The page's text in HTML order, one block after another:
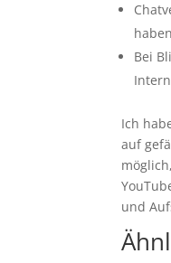
Bei
Ich
auf
und